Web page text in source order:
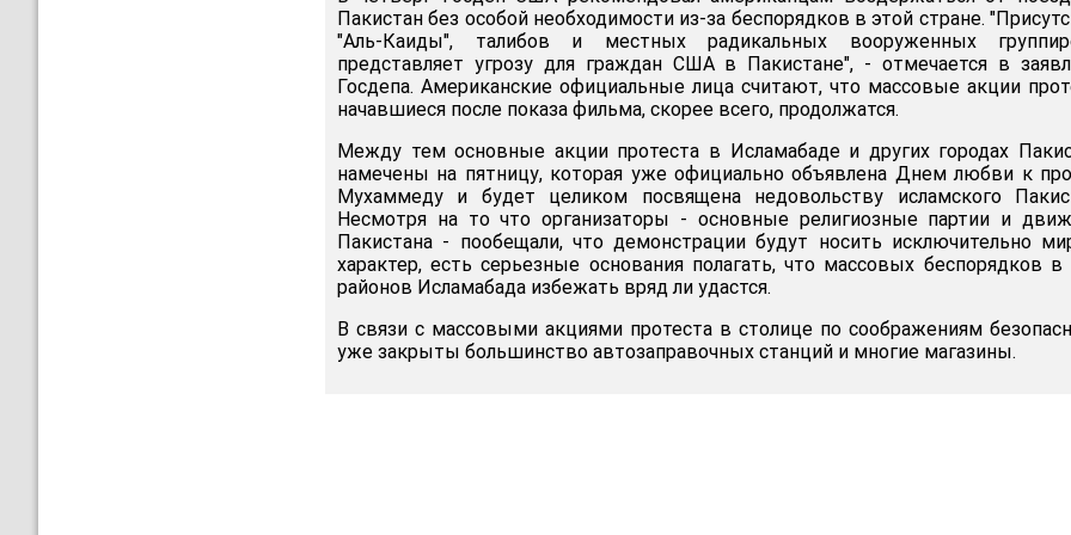
Пакистан без особой необходимости из-за беспорядков в этой стране.
"Аль-Каиды", талибов и местных радикальных вооруженных
представляет угрозу для граждан США в Пакистане", - отмечается в
Госдепа. Американские официальные лица считают, что массовые акции
начавшиеся после показа фильма, скорее всего, продолжатся.
Между тем основные акции протеста в Исламабаде и других городах
намечены на пятницу, которая уже официально объявлена Днем любви к
Мухаммеду и будет целиком посвящена недовольству исламского
Несмотря на то что организаторы - основные религиозные партии и
Пакистана - пообещали, что демонстрации будут носить исключительно
характер, есть серьезные основания полагать, что массовых беспорядков в
районов Исламабада избежать вряд ли удастся.
В связи с массовыми акциями протеста в столице по соображениям
уже закрыты большинство автозаправочных станций и многие магазины.